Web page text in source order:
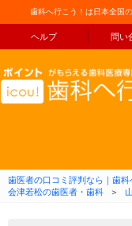
歯科へ行こう！は日本全国
ヘルプ 問い
歯医者の口コミ評判なら｜歯
会津若松の歯医者・歯科
＞